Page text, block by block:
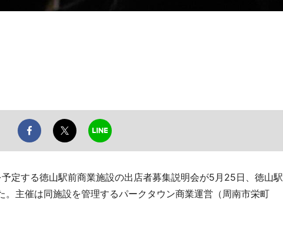
定する徳山駅前商業施設の出店者募集説明会が5月25日、徳山駅
。主催は同施設を管理するパークタウン商業運営（周南市栄町